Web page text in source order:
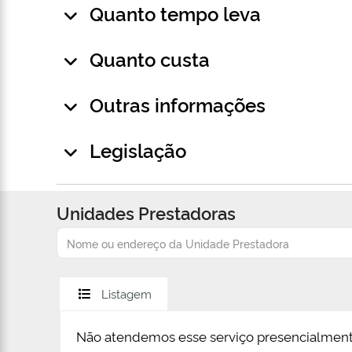
Quanto tempo leva
Quanto custa
Outras informações
Legislação
Unidades Prestadoras
Listagem
Não atendemos esse serviço